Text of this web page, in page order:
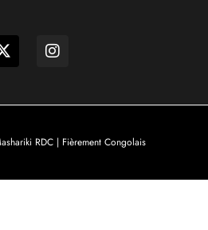
RDC | Fièrement Congolais